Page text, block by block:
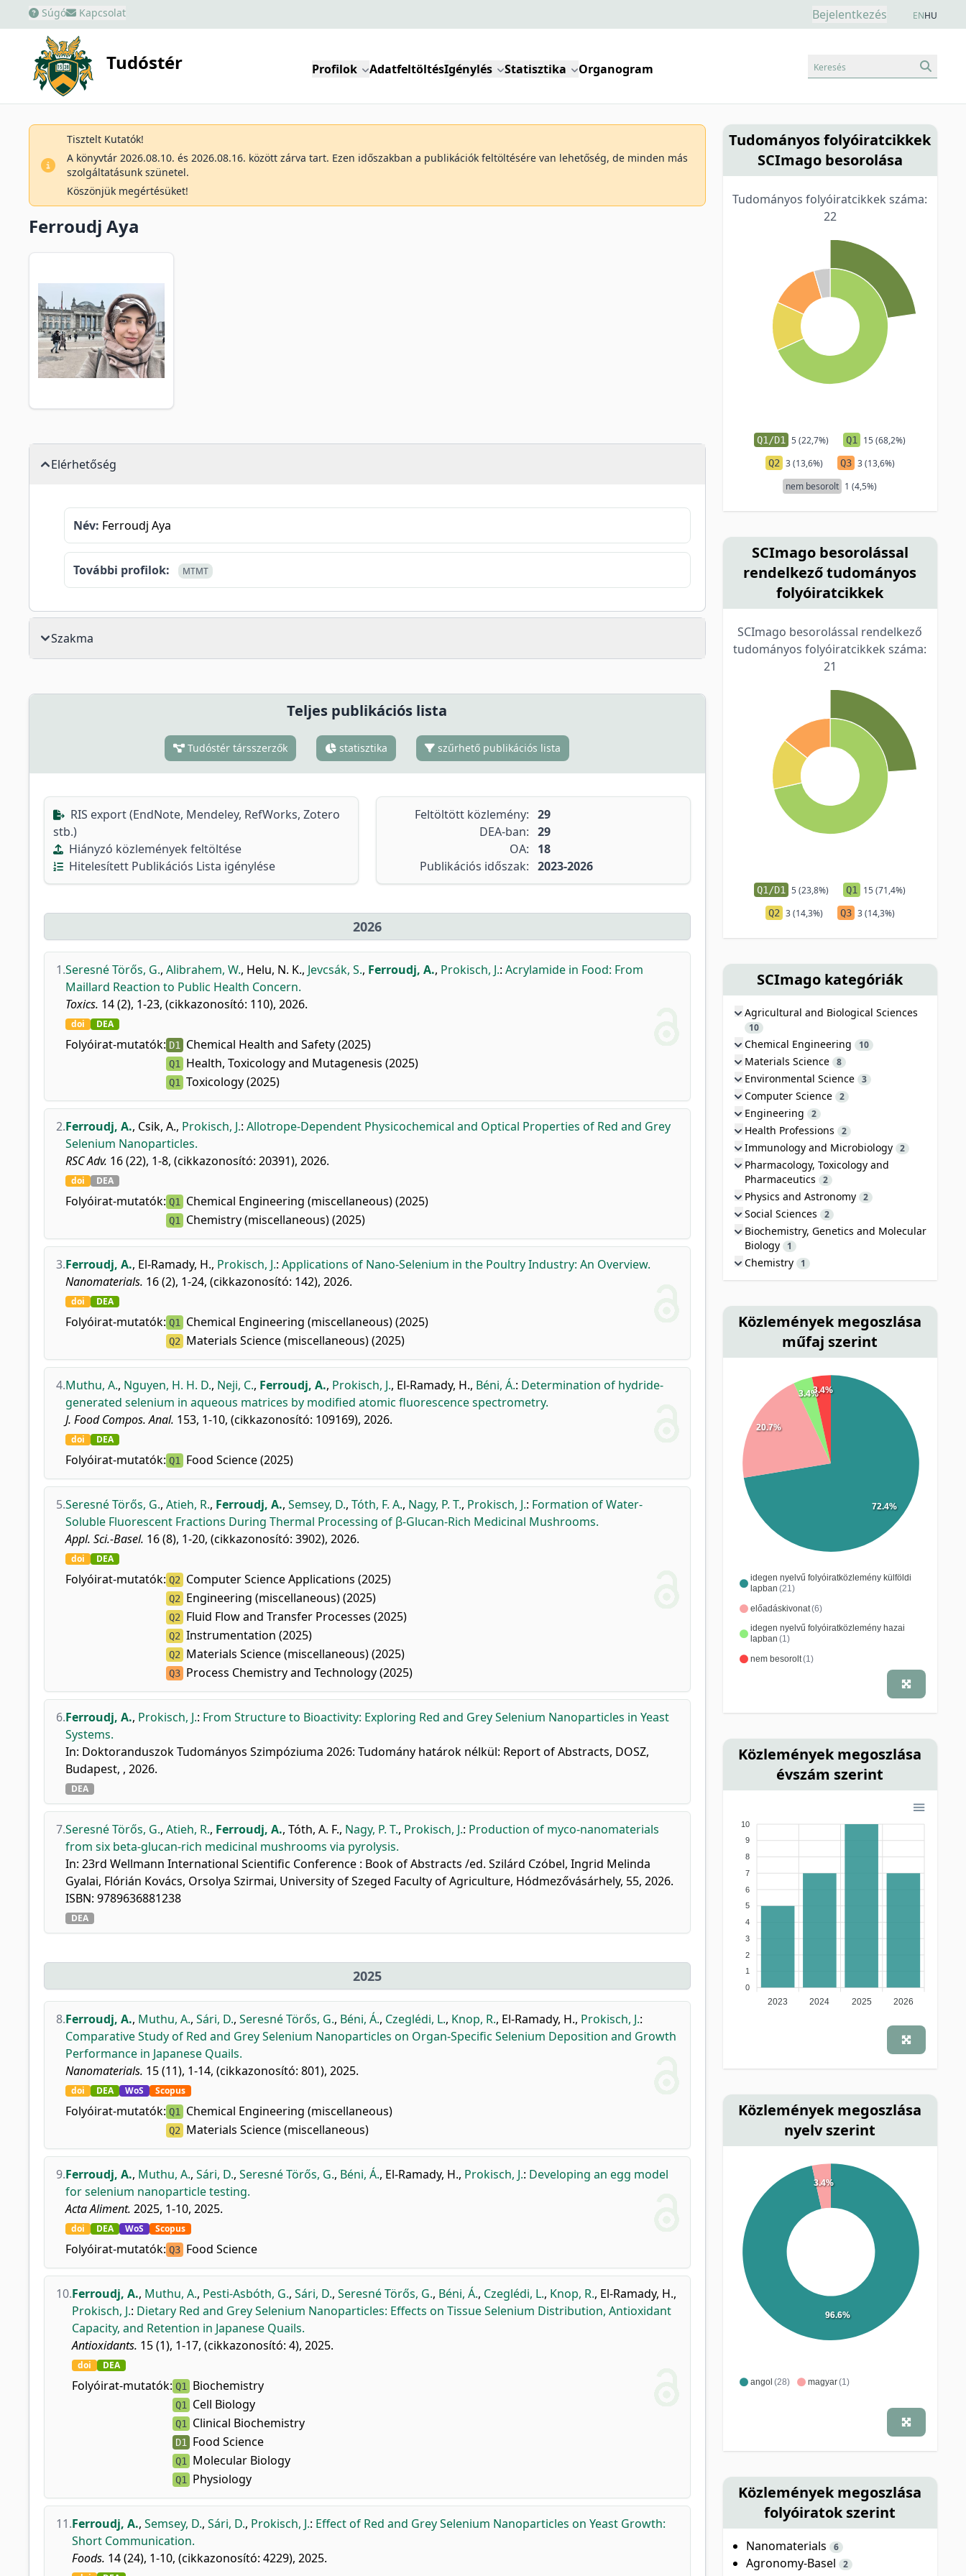
Súgó Kapcsolat Bejelentkezés ENHU
Tudóstér Profilok AdatfeltöltésIgénylés Statisztika Organogram Keresés
Tisztelt Kutatók!
A könyvtár 2026.08.10. és 2026.08.16. között zárva tart. Ezen időszakban a publikációk feltöltésére van lehetőség, de minden más
szolgáltatásunk szünetel.
Köszönjük megértésüket!
Ferroudj Aya
Elérhetőség
Név: Ferroudj Aya
További profilok: MTMT
Szakma
Teljes publikációs lista
Tudóstér társszerzők statisztika szűrhető publikációs lista
RIS export (EndNote, Mendeley, RefWorks, Zotero
stb.)
Hiányzó közlemények feltöltése
Hitelesített Publikációs Lista igénylése
Feltöltött közlemény: 29
DEA-ban: 29
OA:
18
Publikációs időszak: 2023-2026
2026
1.Seresné Törős, G., Alibrahem, W., Helu, N. K., Jevcsák, S., Ferroudj, A., Prokisch, J.: Acrylamide in Food: From
Maillard Reaction to Public Health Concern.
Toxics. 14 (2), 1-23, (cikkazonosító: 110), 2026.
doi DEA
Folyóirat-mutatók: D1 Chemical Health and Safety (2025)
Q1 Health, Toxicology and Mutagenesis (2025)
Q1 Toxicology (2025)
2.Ferroudj, A., Csik, A., Prokisch, J.: Allotrope-Dependent Physicochemical and Optical Properties of Red and Grey
Selenium Nanoparticles.
RSC Adv. 16 (22), 1-8, (cikkazonosító: 20391), 2026.
doi DEA
Folyóirat-mutatók: Q1 Chemical Engineering (miscellaneous) (2025)
Q1 Chemistry (miscellaneous) (2025)
3.Ferroudj, A., El-Ramady, H., Prokisch, J.: Applications of Nano-Selenium in the Poultry Industry: An Overview.
Nanomaterials. 16 (2), 1-24, (cikkazonosító: 142), 2026.
doi DEA
Folyóirat-mutatók: Q1 Chemical Engineering (miscellaneous) (2025)
Q2 Materials Science (miscellaneous) (2025)
4.Muthu, A., Nguyen, H. H. D., Neji, C., Ferroudj, A., Prokisch, J., El-Ramady, H., Béni, Á.: Determination of hydride-
generated selenium in aqueous matrices by modified atomic fluorescence spectrometry.
J. Food Compos. Anal. 153, 1-10, (cikkazonosító: 109169), 2026.
doi DEA
Folyóirat-mutatók: Q1 Food Science (2025)
5.Seresné Törős, G., Atieh, R., Ferroudj, A., Semsey, D., Tóth, F. A., Nagy, P. T., Prokisch, J.: Formation of Water-
Soluble Fluorescent Fractions During Thermal Processing of β-Glucan-Rich Medicinal Mushrooms.
Appl. Sci.-Basel. 16 (8), 1-20, (cikkazonosító: 3902), 2026.
doi DEA
Folyóirat-mutatók: Q2 Computer Science Applications (2025)
Q2 Engineering (miscellaneous) (2025)
Q2 Fluid Flow and Transfer Processes (2025)
Q2 Instrumentation (2025)
Q2 Materials Science (miscellaneous) (2025)
Q3 Process Chemistry and Technology (2025)
6.Ferroudj, A., Prokisch, J.: From Structure to Bioactivity: Exploring Red and Grey Selenium Nanoparticles in Yeast
Systems.
In: Doktoranduszok Tudományos Szimpóziuma 2026: Tudomány határok nélkül: Report of Abstracts, DOSZ,
Budapest, , 2026.
DEA
7.Seresné Törős, G., Atieh, R., Ferroudj, A., Tóth, A. F., Nagy, P. T., Prokisch, J.: Production of myco-nanomaterials
from six beta-glucan-rich medicinal mushrooms via pyrolysis.
In: 23rd Wellmann International Scientific Conference : Book of Abstracts /ed. Szilárd Czóbel, Ingrid Melinda
Gyalai, Flórián Kovács, Orsolya Szirmai, University of Szeged Faculty of Agriculture, Hódmezővásárhely, 55, 2026.
ISBN: 9789636881238
DEA
2025
8.Ferroudj, A., Muthu, A., Sári, D., Seresné Törős, G., Béni, Á., Czeglédi, L., Knop, R., El-Ramady, H., Prokisch, J.:
Comparative Study of Red and Grey Selenium Nanoparticles on Organ-Specific Selenium Deposition and Growth
Performance in Japanese Quails.
Nanomaterials. 15 (11), 1-14, (cikkazonosító: 801), 2025.
doi DEA WoS Scopus
Folyóirat-mutatók: Q1 Chemical Engineering (miscellaneous)
Q2 Materials Science (miscellaneous)
9.Ferroudj, A., Muthu, A., Sári, D., Seresné Törős, G., Béni, Á., El-Ramady, H., Prokisch, J.: Developing an egg model
for selenium nanoparticle testing.
Acta Aliment. 2025, 1-10, 2025.
doi DEA WoS Scopus
Folyóirat-mutatók: Q3 Food Science
10.Ferroudj, A., Muthu, A., Pesti-Asbóth, G., Sári, D., Seresné Törős, G., Béni, Á., Czeglédi, L., Knop, R., El-Ramady, H.,
Prokisch, J.: Dietary Red and Grey Selenium Nanoparticles: Effects on Tissue Selenium Distribution, Antioxidant
Capacity, and Retention in Japanese Quails.
Antioxidants. 15 (1), 1-17, (cikkazonosító: 4), 2025.
doi DEA
Folyóirat-mutatók: Q1 Biochemistry
Q1 Cell Biology
Q1 Clinical Biochemistry
D1 Food Science
Q1 Molecular Biology
Q1 Physiology
11.Ferroudj, A., Semsey, D., Sári, D., Prokisch, J.: Effect of Red and Grey Selenium Nanoparticles on Yeast Growth:
Short Communication.
Foods. 14 (24), 1-10, (cikkazonosító: 4229), 2025.
Tudományos folyóiratcikkek
SCImago besorolása
Tudományos folyóiratcikkek száma:
22
Q1/D1 5 (22,7%) Q1 15 (68,2%)
Q2 3 (13,6%) Q3 3 (13,6%)
nem besorolt 1 (4,5%)
SCImago besorolással
rendelkező tudományos
folyóiratcikkek
SCImago besorolással rendelkező
tudományos folyóiratcikkek száma:
21
Q1/D1 5 (23,8%) Q1 15 (71,4%)
Q2 3 (14,3%) Q3 3 (14,3%)
SCImago kategóriák
Agricultural and Biological Sciences
10
Chemical Engineering 10
Materials Science 8
Environmental Science 3
Computer Science 2
Engineering 2
Health Professions 2
Immunology and Microbiology 2
Pharmacology, Toxicology and
Pharmaceutics
2
Physics and Astronomy 2
Social Sciences 2
Biochemistry, Genetics and Molecular
Biology
1
Chemistry 1
Közlemények megoszlása
műfaj szerint
idegen nyelvű folyóiratközlemény külföldi
lapban (21)
előadáskivonat(6)
idegen nyelvű folyóiratközlemény hazai
lapban (1)
nem besorolt(1)
72.4%
20.7%
3.4%3.4%
Közlemények megoszlása
évszám szerint
10
9
8
7
6
5
4
3
2
1
0
2023 2024 2025 2026
Közlemények megoszlása
nyelv szerint
angol (28) magyar(1)
96.6%
3.4%
Közlemények megoszlása
folyóiratok szerint
Nanomaterials 6
Agronomy-Basel 2